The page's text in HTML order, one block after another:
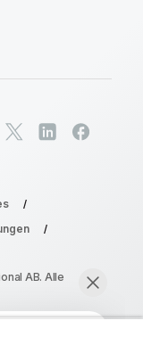
AB. Alle